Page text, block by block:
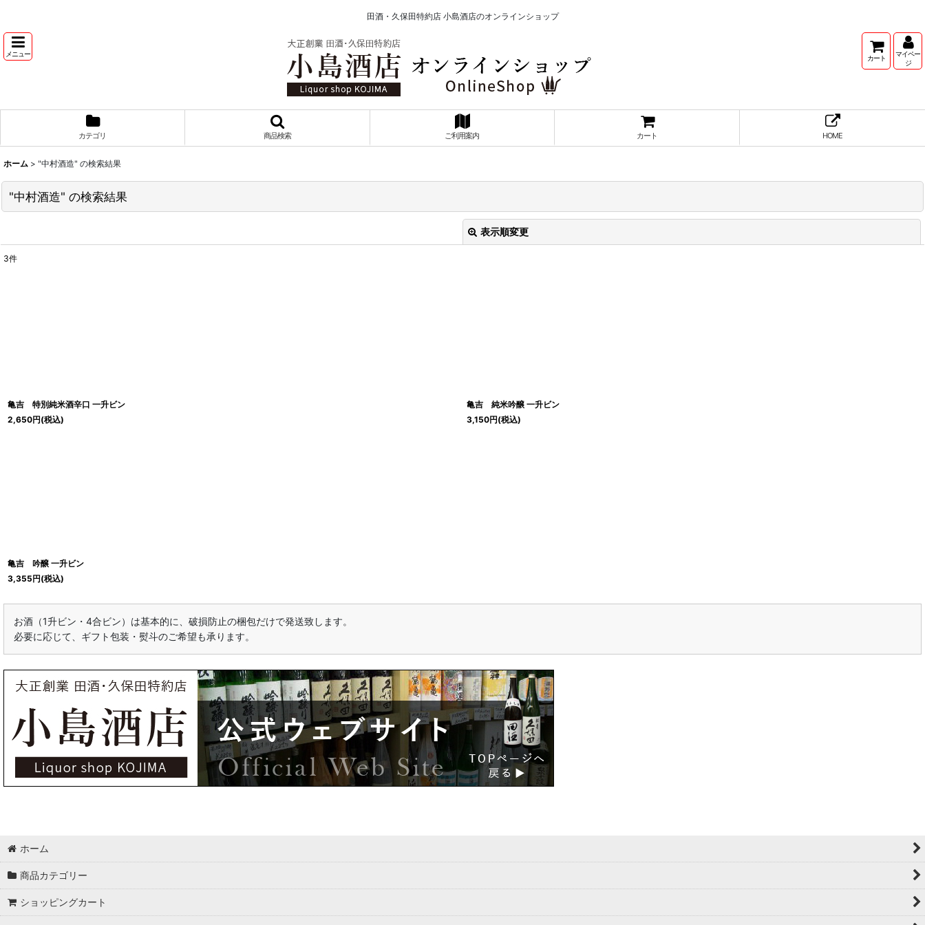
田酒・久保田特約店 小島酒店のオンラインショップ
メニュー
カート
マイペー
ジ
カテゴリ 商品検索 ご利用案内 カート HOME
ホーム > "中村酒造" の検索結果
"中村酒造" の検索結果
表示順変更
3件
亀吉 特別純米酒辛口 一升ビン
2,650円(税込)
亀吉 純米吟醸 一升ビン
3,150円(税込)
亀吉 吟醸 一升ビン
3,355円(税込)
お酒（1升ビン・4合ビン）は基本的に、破損防止の梱包だけで発送致します。
必要に応じて、ギフト包装・熨斗のご希望も承ります。
ホーム
商品カテゴリー
ショッピングカート